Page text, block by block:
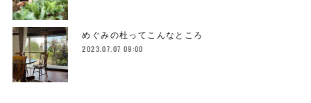
めぐみの杜ってこんなところ
2023.07.07 09:00